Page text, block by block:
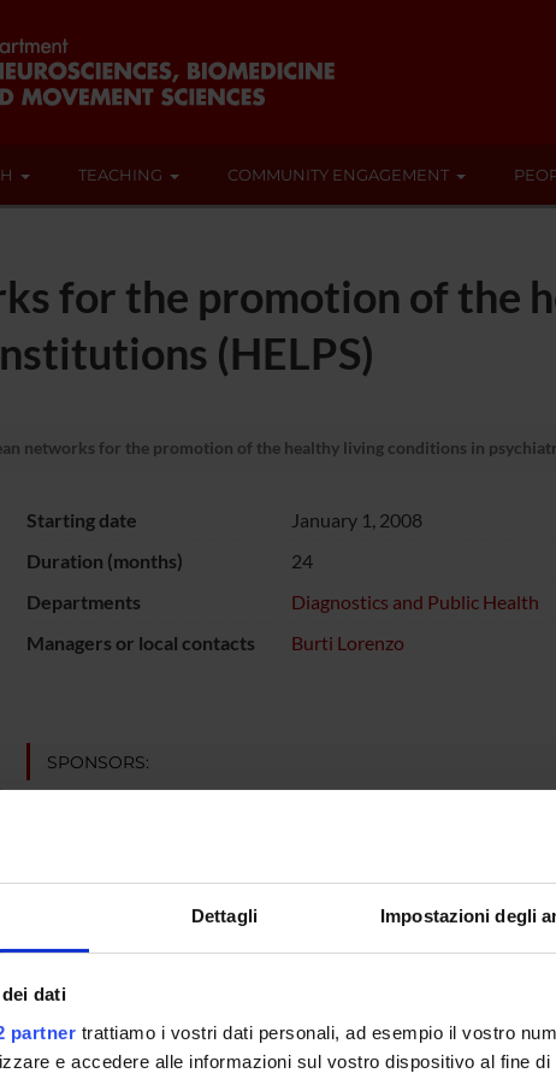
Dettagli Impostazioni degli
dati
partner trattiamo i vostri dati personali, ad esempio il vostro
e accedere alle informazioni sul vostro dispositivo al fine
TEACHING COMMUNITY ENGAGEMENT
for the promotion of the
(HELPS)
networks for the promotion of the healthy living conditions in
Starting date
January 1, 2008
Duration (months)
24
Departments
Diagnostics and Public Health
Managers or local contacts
Burti Lorenzo
SPONSORS:
Lorenzo Burti Research Assistants